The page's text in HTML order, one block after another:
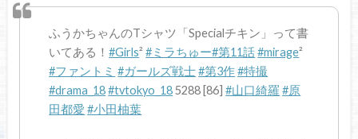
ふうかちゃんのTシャツ「Specialチキン」って書
いてある！#Girls²#ミラちゅー#第11話#mirage²
#ファントミ #ガールズ戦士#第3作#特撮
#drama_18#tvtokyo_185288 [86]#山口綺羅 #原
田都愛 #小田柚葉